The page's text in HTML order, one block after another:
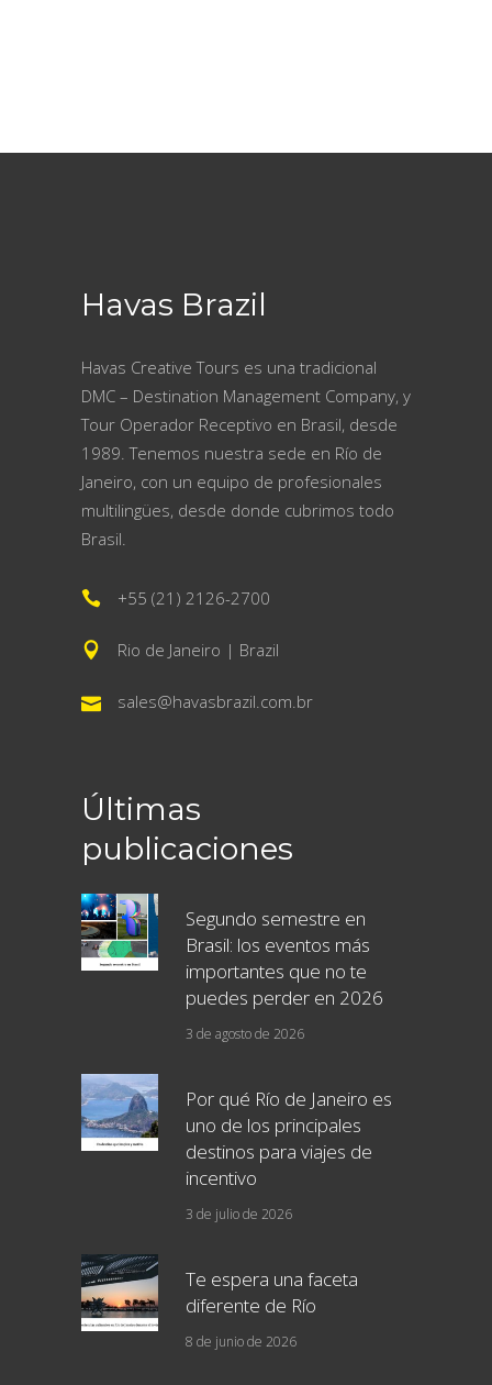
Havas Brazil
Havas Creative Tours es una tradicional
DMC – Destination Management Company, y
Tour Operador Receptivo en Brasil, desde
1989. Tenemos nuestra sede en Río de
Janeiro, con un equipo de profesionales
multilingües, desde donde cubrimos todo
Brasil.
+55 (21) 2126-2700
Rio de Janeiro | Brazil
sales@havasbrazil.com.br
Últimas
publicaciones
Segundo semestre en
Brasil: los eventos más
importantes que no te
puedes perder en 2026
3 de agosto de 2026
Por qué Río de Janeiro es
uno de los principales
destinos para viajes de
incentivo
3 de julio de 2026
Te espera una faceta
diferente de Río
8 de junio de 2026